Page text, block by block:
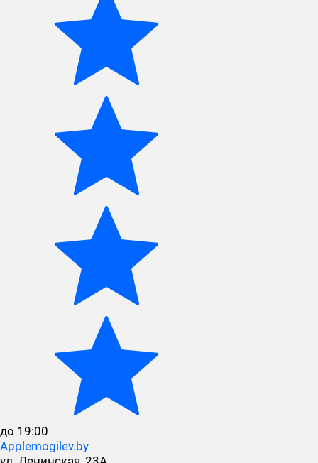
до 19:00
Applemogilev.by